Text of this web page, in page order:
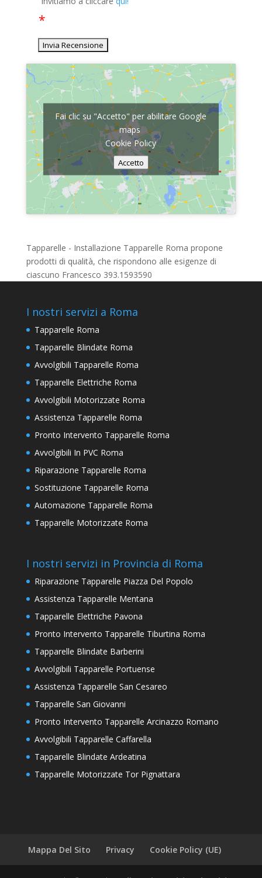
Fai clic su "Accetto" per abilitare Google
maps
Cookie Policy
Accetto
Tapparelle - Installazione Tapparelle Roma propone
prodotti di qualità, che rispondono alle esigenze di
ciascuno Francesco 393.1593590
I nostri servizi a Roma
Tapparelle Roma
Tapparelle Blindate Roma
Avvolgibili Tapparelle Roma
Tapparelle Elettriche Roma
Avvolgibili Motorizzate Roma
Assistenza Tapparelle Roma
Pronto Intervento Tapparelle Roma
Avvolgibili In PVC Roma
Riparazione Tapparelle Roma
Sostituzione Tapparelle Roma
Automazione Tapparelle Roma
Tapparelle Motorizzate Roma
I nostri servizi in Provincia di Roma
Riparazione Tapparelle Piazza Del Popolo
Assistenza Tapparelle Mentana
Tapparelle Elettriche Pavona
Pronto Intervento Tapparelle Tiburtina Roma
Tapparelle Blindate Barberini
Avvolgibili Tapparelle Portuense
Assistenza Tapparelle San Cesareo
Tapparelle San Giovanni
Pronto Intervento Tapparelle Arcinazzo Romano
Avvolgibili Tapparelle Caffarella
Tapparelle Blindate Ardeatina
Tapparelle Motorizzate Tor Pignattara
Mappa Del Sito Privacy Cookie Policy (UE)